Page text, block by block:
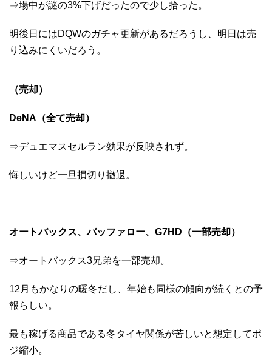
⇒場中が謎の3%下げだったので少し拾った。
明後日にはDQWのガチャ更新があるだろうし、明日は売
り込みにくいだろう。
（売却）
DeNA（全て売却）
⇒デュエマスセルラン効果が反映されず。
悔しいけど一旦損切り撤退。
オートバックス、バッファロー、G7HD（一部売却）
⇒オートバックス3兄弟を一部売却。
12月もかなりの暖冬だし、年始も同様の傾向が続くとの予
報らしい。
最も稼げる商品である冬タイヤ関係が苦しいと想定してポ
ジ縮小。